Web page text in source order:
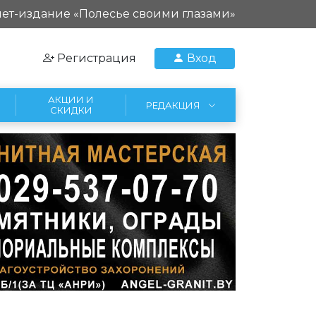
издание «Полесье своими глазами»
Регистрация Вход
АКЦИИ И
СКИДКИ
РЕДАКЦИЯ